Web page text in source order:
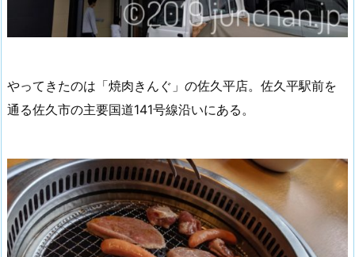
やってきたのは「焼肉きんぐ」の佐久平店。佐久平駅前を
通る佐久市の主要国道141号線沿いにある。